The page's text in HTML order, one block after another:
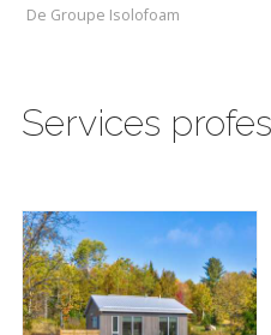
De Groupe Isolofoam
Services